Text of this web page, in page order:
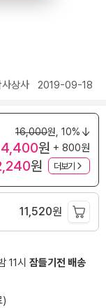
상사 2019-09-18
16,000원, 10%
원 + 800원
원 더보기
11,520원
11시 잠들기전 배송
)